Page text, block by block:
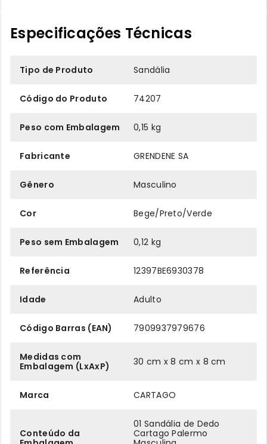
Especificações Técnicas
Tipo de Produto Sandália
Código do Produto 74207
Peso com Embalagem 0,15 kg
Fabricante GRENDENE SA
Gênero Masculino
Cor Bege/Preto/Verde
Peso sem Embalagem 0,12 kg
Referência 12397BE6930378
Idade Adulto
Código Barras (EAN) 7909937979676
Medidas com
Embalagem (LxAxP)
30 cm x 8 cm x 8 cm
Marca CARTAGO
Conteúdo da
01 Sandália de Dedo
Cartago Palermo